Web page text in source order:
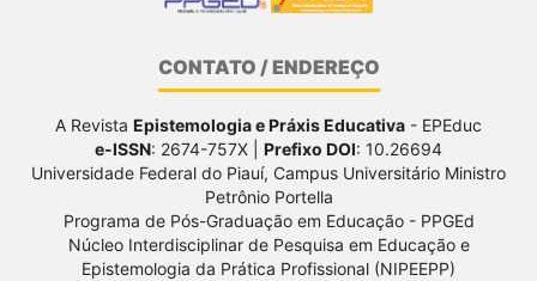
CONTATO / ENDEREÇO
A Revista Epistemologia e Práxis Educativa - EPEduc
e-ISSN: 2674-757X | Prefixo DOI: 10.26694
Universidade Federal do Piauí, Campus Universitário Ministro
Petrônio Portella
Programa de Pós-Graduação em Educação - PPGEd
Núcleo Interdisciplinar de Pesquisa em Educação e
Epistemologia da Prática Profissional (NIPEEPP)